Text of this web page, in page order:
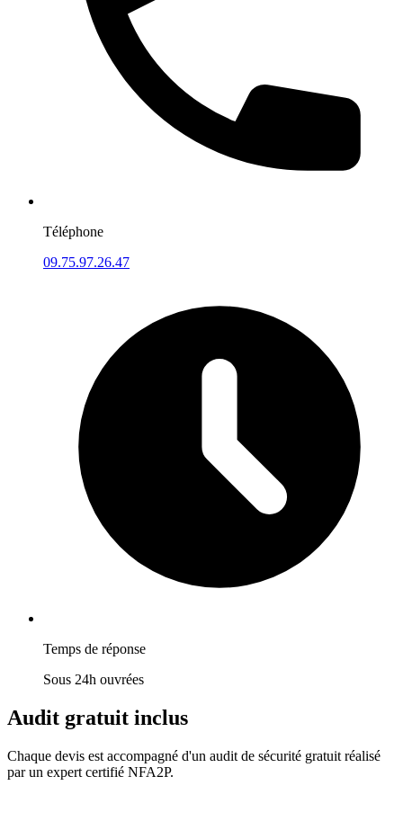
Téléphone
09.75.97.26.47
Temps de réponse
Sous 24h ouvrées
Audit gratuit inclus
Chaque devis est accompagné d'un audit de sécurité gratuit réalisé
par un expert certifié NFA2P.